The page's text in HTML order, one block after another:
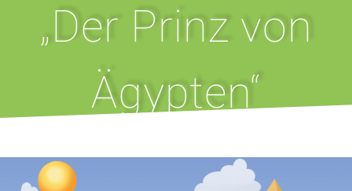
„Der Prinz von
Ägypten“